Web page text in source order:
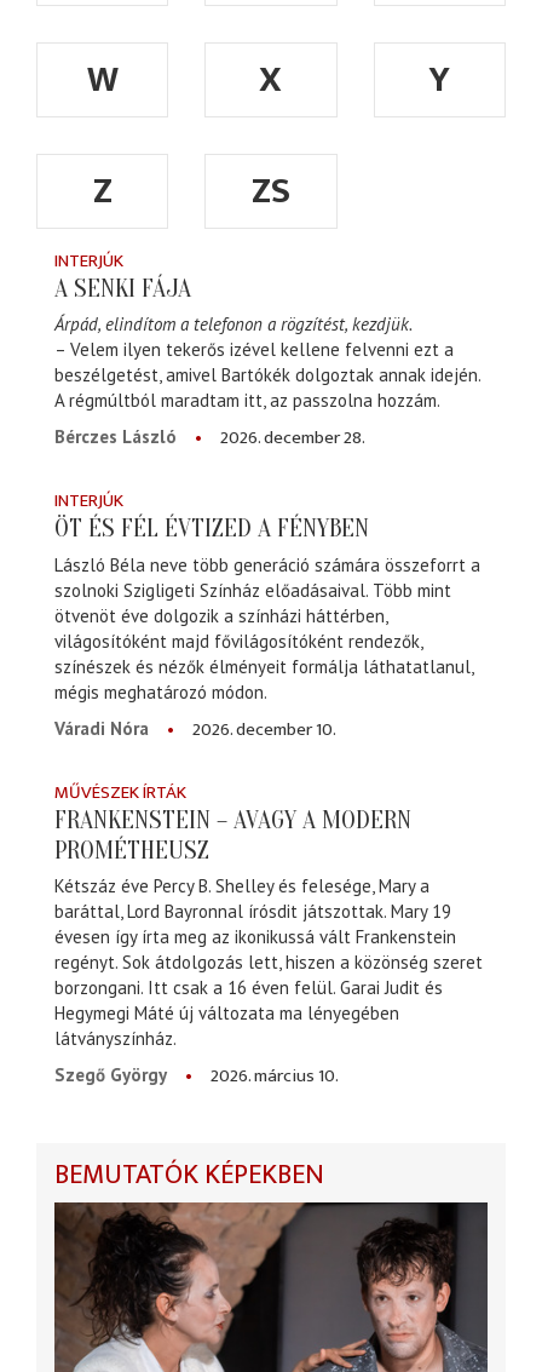
W
X
Y
Z
ZS
INTERJÚK
A SENKI FÁJA
Árpád, elindítom a telefonon a rögzítést, kezdjük.
– Velem ilyen tekerős izével kellene felvenni ezt a
beszélgetést, amivel Bartókék dolgoztak annak idején.
A régmúltból maradtam itt, az passzolna hozzám.
Bérczes László
2026. december 28.
INTERJÚK
ÖT ÉS FÉL ÉVTIZED A FÉNYBEN
László Béla neve több generáció számára összeforrt a
szolnoki Szigligeti Színház előadásaival. Több mint
ötvenöt éve dolgozik a színházi háttérben,
világosítóként majd fővilágosítóként rendezők,
színészek és nézők élményeit formálja láthatatlanul,
mégis meghatározó módon.
Váradi Nóra
2026. december 10.
MŰVÉSZEK ÍRTÁK
FRANKENSTEIN – AVAGY A MODERN
PROMÉTHEUSZ
Kétszáz éve Percy B. Shelley és felesége, Mary a
baráttal, Lord Bayronnal írósdit játszottak. Mary 19
évesen így írta meg az ikonikussá vált Frankenstein
regényt. Sok átdolgozás lett, hiszen a közönség szeret
borzongani. Itt csak a 16 éven felül. Garai Judit és
Hegymegi Máté új változata ma lényegében
látványszínház.
Szegő György
2026. március 10.
BEMUTATÓK KÉPEKBEN